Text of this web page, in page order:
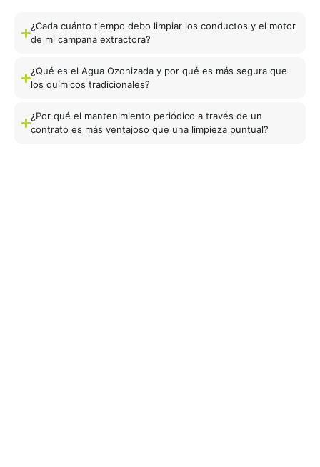
¿Cada cuánto tiempo debo limpiar los conductos y el motor
de mi campana extractora?
¿Qué es el Agua Ozonizada y por qué es más segura que
los químicos tradicionales?
¿Por qué el mantenimiento periódico a través de un
contrato es más ventajoso que una limpieza puntual?